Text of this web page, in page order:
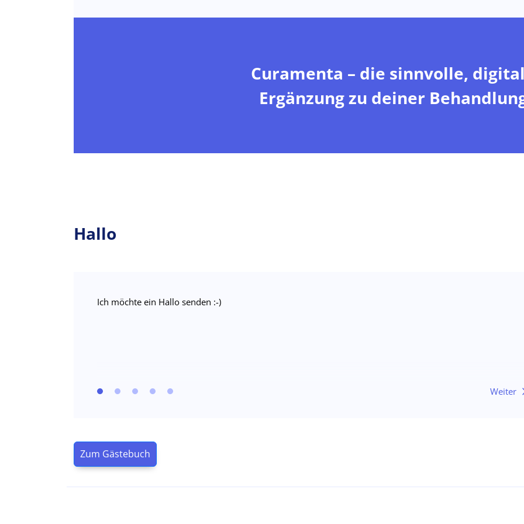
Curamenta – die sinnvolle,
Ergänzung zu deiner
Hallo
Ich möchte ein Hallo senden :-)
Weiter
Zum Gästebuch